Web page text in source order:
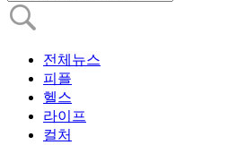
전체뉴스
피플
헬스
라이프
컬처